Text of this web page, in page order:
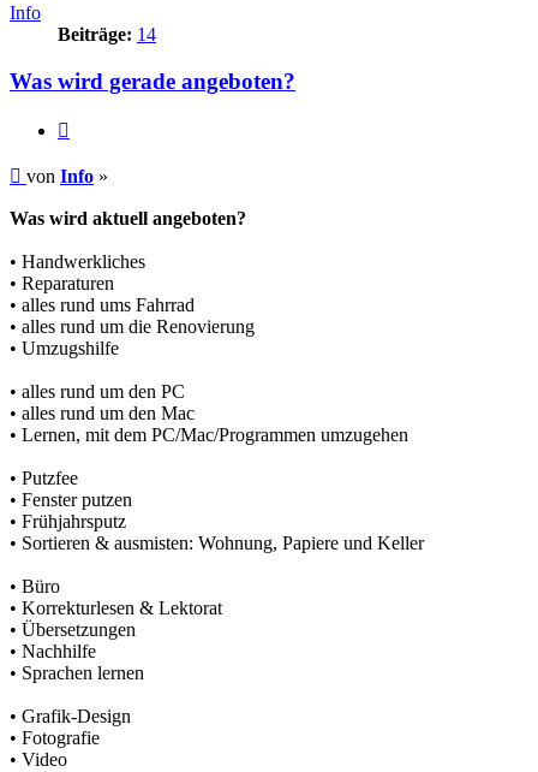
Info
Beiträge: 14
Was wird gerade angeboten?
Beitrag
von Info »
Was wird aktuell angeboten?
• Handwerkliches
• Reparaturen
• alles rund ums Fahrrad
• alles rund um die Renovierung
• Umzugshilfe
• alles rund um den PC
• alles rund um den Mac
• Lernen, mit dem PC/Mac/Programmen umzugehen
• Putzfee
• Fenster putzen
• Frühjahrsputz
• Sortieren & ausmisten: Wohnung, Papiere und Keller
• Büro
• Korrekturlesen & Lektorat
• Übersetzungen
• Nachhilfe
• Sprachen lernen
• Grafik-Design
• Fotografie
• Video